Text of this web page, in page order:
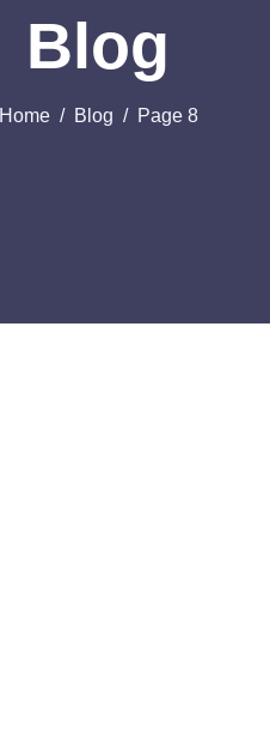
Blog
Home Blog Page 8